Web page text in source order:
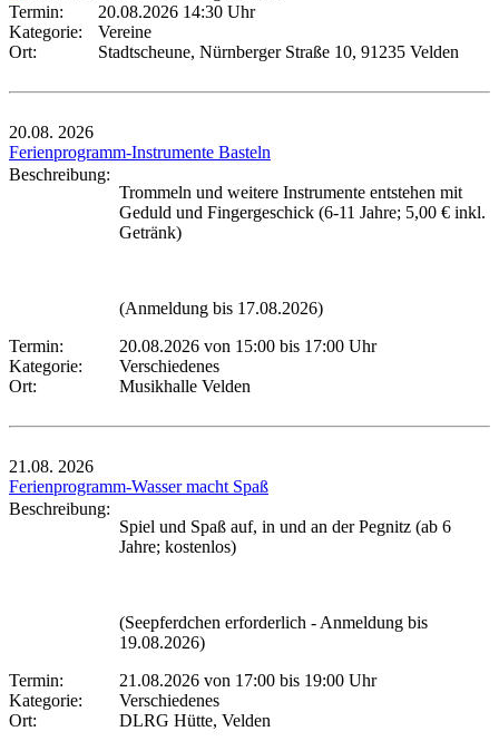
Termin:
20.08.2026 14:30 Uhr
Kategorie:
Vereine
Ort:
Stadtscheune, Nürnberger Straße 10, 91235 Velden
20.08. 2026
Ferienprogramm-Instrumente Basteln
Beschreibung:
Trommeln und weitere Instrumente entstehen mit
Geduld und Fingergeschick (6-11 Jahre; 5,00 € inkl.
Getränk)
(Anmeldung bis 17.08.2026)
Termin:
20.08.2026 von 15:00 bis 17:00 Uhr
Kategorie:
Verschiedenes
Ort:
Musikhalle Velden
21.08. 2026
Ferienprogramm-Wasser macht Spaß
Beschreibung:
Spiel und Spaß auf, in und an der Pegnitz (ab 6
Jahre; kostenlos)
(Seepferdchen erforderlich - Anmeldung bis
19.08.2026)
Termin:
21.08.2026 von 17:00 bis 19:00 Uhr
Kategorie:
Verschiedenes
Ort:
DLRG Hütte, Velden